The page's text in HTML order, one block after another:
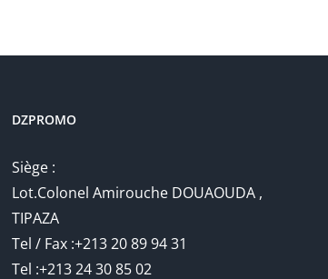
DZPROMO
Siège :
Lot.Colonel Amirouche DOUAOUDA ,
TIPAZA
Tel / Fax :+213 20 89 94 31
Tel :+213 24 30 85 02